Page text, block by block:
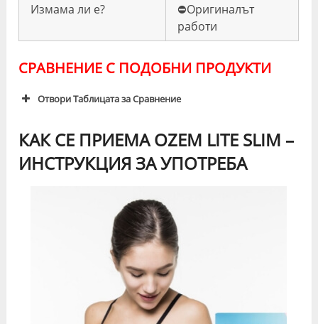
Измама ли е?
⛔️Оригиналът
работи
СРАВНЕНИЕ С ПОДОБНИ ПРОДУКТИ
Отвори Таблицата за Сравнение
Slim
☘️Кумкват и
таурин
КАК СЕ ПРИЕМА OZEM LITE SLIM –
ИНСТРУКЦИЯ ЗА УПОТРЕБА